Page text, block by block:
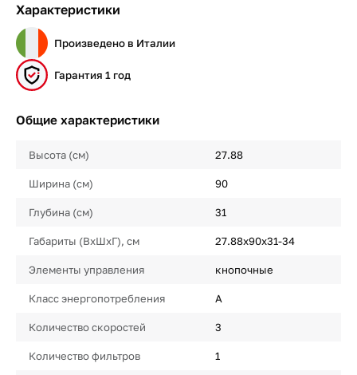
Характеристики
Произведено в Италии
Гарантия 1 год
Общие характеристики
Высота (см) 27.88
Ширина (см) 90
Глубина (см) 31
Габариты (ВхШхГ), см 27.88х90х31-34
Элементы управления кнопочные
Класс энергопотребления A
Количество скоростей 3
Количество фильтров 1